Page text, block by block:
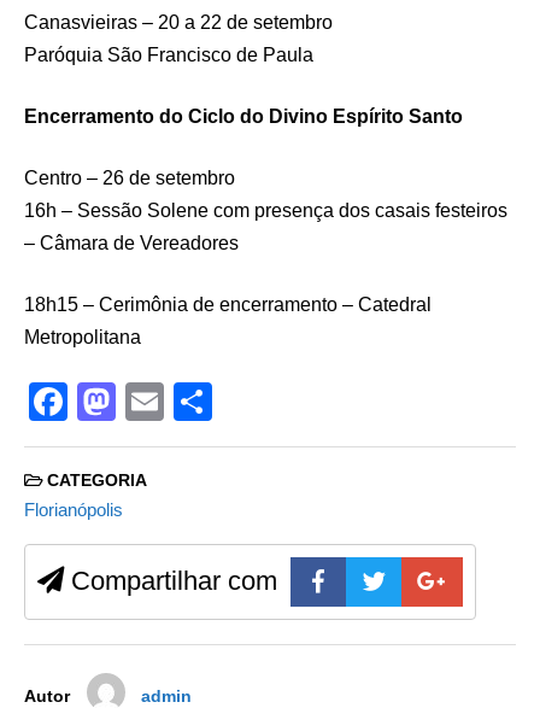
Canasvieiras – 20 a 22 de setembro
Paróquia São Francisco de Paula
Encerramento do Ciclo do Divino Espírito Santo
Centro – 26 de setembro
16h – Sessão Solene com presença dos casais festeiros
– Câmara de Vereadores
18h15 – Cerimônia de encerramento – Catedral
Metropolitana
F
a
c
e
b
o
o
M
a
st
o
d
o
n
E
m h
CATEGORIA
Florianópolis
Compartilhar com
Autor admin